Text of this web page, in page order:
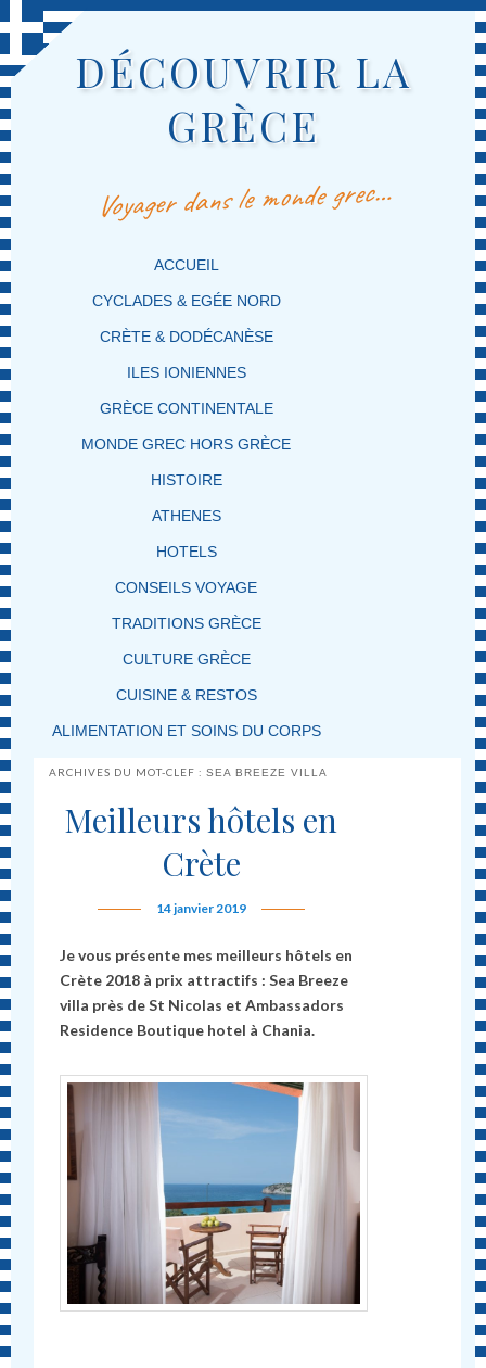
DÉCOUVRIR LA
GRÈCE
Voyager dans le monde grec…
MENU PRINCIPAL
MASQUER LA NAVIGATION PRINCIPALE
MASQUER LA NAVIGATION SECONDAIRE
ACCUEIL
CYCLADES & EGÉE NORD
CRÈTE & DODÉCANÈSE
ILES IONIENNES
GRÈCE CONTINENTALE
MONDE GREC HORS GRÈCE
HISTOIRE
ATHENES
HOTELS
CONSEILS VOYAGE
TRADITIONS GRÈCE
CULTURE GRÈCE
CUISINE & RESTOS
ALIMENTATION ET SOINS DU CORPS
ARCHIVES DU MOT-CLEF :SEA BREEZE VILLA
Meilleurs hôtels en
Crète
14 janvier 2019
Je vous présente mes meilleurs hôtels en
Crète 2018 à prix attractifs : Sea Breeze
villa près de St Nicolas et Ambassadors
Residence Boutique hotel à Chania.